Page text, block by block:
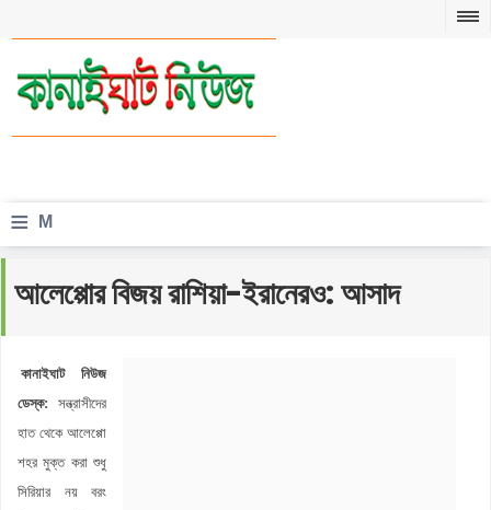
≡ M
n
আলেপ্পোর বিজয় রাশিয়া-ইরানেরও: আসাদ
কানাইঘাট নিউজ
ডেস্ক: সন্ত্রাসীদের
হাত থেকে আলেপ্পো
শহর মুক্ত করা শুধু
সিরিয়ার নয় বরং